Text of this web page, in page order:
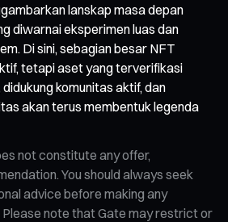
lanskap masa depan
diwarnai eksperimen luas dan
Di sini, sebagian besar NFT
tetapi aset yang terverifikasi
komunitas aktif, dan
akan terus membentuk legenda
not constitute any offer,
You should always seek
advice before making any
note that Gate may restrict or